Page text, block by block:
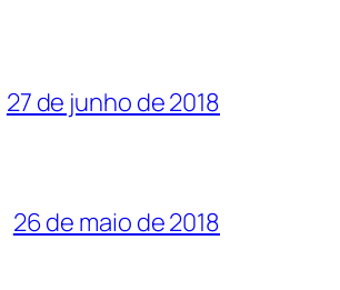
27 de junho de 2018
26 de maio de 2018